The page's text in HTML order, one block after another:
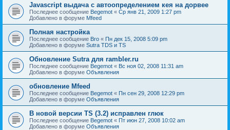
Javascript выдача с автоопределением кея на дорвее
Последнее сообщение Begemot « Ср янв 21, 2009 1:27 pm
Добавлено в форуме Mfeed
Полная настройка
Последнее сообщение Bro « Пн дек 15, 2008 5:09 pm
Добавлено в форуме Sutra TDS и TS
Обновление Sutra для rambler.ru
Последнее сообщение Begemot « Вс ноя 02, 2008 11:31 am
Добавлено в форуме Объявления
обновление Mfeed
Последнее сообщение Begemot « Пн сен 29, 2008 12:29 pm
Добавлено в форуме Объявления
В новой версии TS (3.2) исправлен глюк
Последнее сообщение Begemot « Пт июн 27, 2008 10:02 am
Добавлено в форуме Объявления